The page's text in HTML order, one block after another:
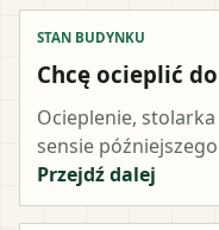
STAN BUDYNKU
Chcę ocieplić
Ocieplenie,
sensie
Przejdź dalej